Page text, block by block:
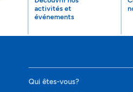
activités et
événements
Qui êtes-vous?